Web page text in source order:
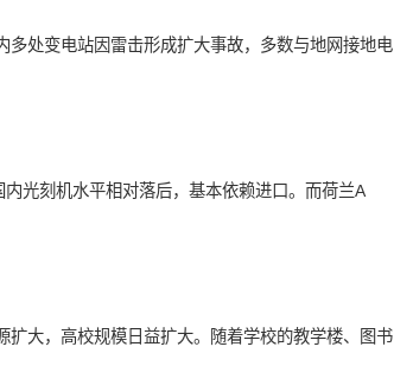
处变电站因雷击形成扩大事故，多数与地网接地电
光刻机水平相对落后，基本依赖进口。而荷兰A
大，高校规模日益扩大。随着学校的教学楼、图书